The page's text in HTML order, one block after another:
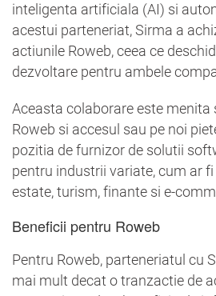
inteligenta artificiala (AI) si
acestui parteneriat, Sirma a
actiunile Roweb, ceea ce
dezvoltare pentru ambele
Aceasta colaborare este menita
Roweb si accesul sau pe noi
pozitia de furnizor de solutii
pentru industrii variate, cum ar fi
estate, turism, finante si e-
Beneficii pentru Roweb
Pentru Roweb, parteneriatul cu
mai mult decat o tranzactie de